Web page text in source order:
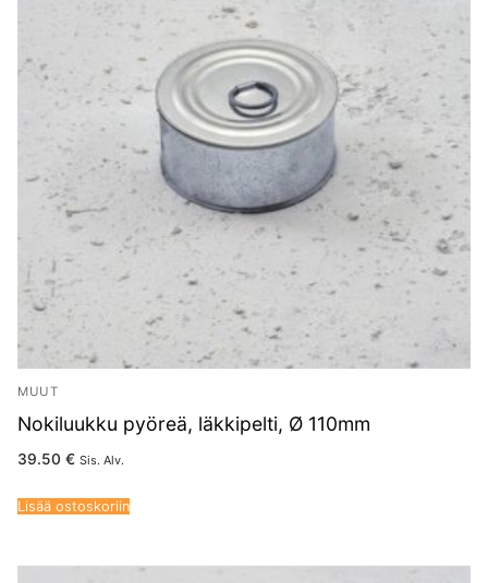
MUUT
Nokiluukku pyöreä, läkkipelti, Ø 110mm
39.50 € Sis. Alv.
Lisää ostoskoriin